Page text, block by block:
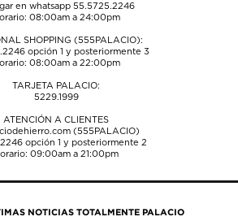
en whatsapp 55.5725.2246
08:00am a 24:00pm
SHOPPING (555PALACIO):
opción 1 y posteriormente 3
08:00am a 22:00pm
TARJETA PALACIO:
5229.1999
ATENCIÓN A CLIENTES
(555PALACIO)
opción 1 y posteriormente 2
09:00am a 21:00pm
NOTICIAS TOTALMENTE PALACIO